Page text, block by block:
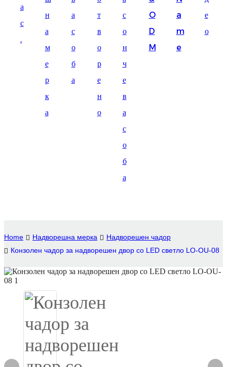
lietuvių
svenska
Igbo
አማርኛ
а
с
.
н
а
м
е
р
к
а
а
с
о
б
а
т
в
о
р
е
н
о
с
о
н
ч
е
в
а
с
о
б
а
O
D
M
a
m
e
е
о
Home Надворешна мерка
Надворешен чадор
Конзолен чадор за надворешен двор со LED светло LO-OU-08